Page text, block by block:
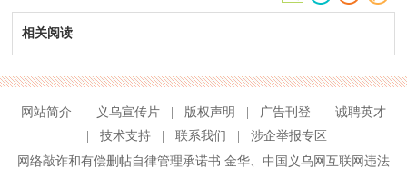
相关阅读
网站简介 义乌宣传片 版权声明 广告刊登
诚聘英才
技术支持 联系我们
涉企举报专区
网络敲诈和有偿删帖自律管理承诺书 金华、 中国义乌网互联网违法